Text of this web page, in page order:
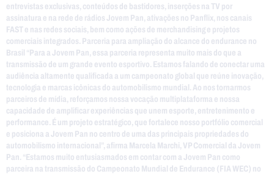
entrevistas exclusivas, conteúdos de bastidores, inserções na TV por
assinatura e na rede de rádios Jovem Pan, ativações no Panflix, nos canais
FAST e nas redes sociais, bem como ações de merchandising e projetos
comerciais integrados. Parceria para ampliação do alcance do endurance no
Brasil “Para a Jovem Pan, essa parceria representa muito mais do que a
transmissão de um grande evento esportivo. Estamos falando de conectar uma
audiência altamente qualificada a um campeonato global que reúne inovação,
tecnologia e marcas icônicas do automobilismo mundial. Ao nos tornarmos
parceiros de mídia, reforçamos nossa vocação multiplataforma e nossa
capacidade de amplificar experiências que unem esporte, entretenimento e
performance. É um projeto estratégico, que fortalece nosso portfólio comercial
e posiciona a Jovem Pan no centro de uma das principais propriedades do
automobilismo internacional”, afirma Marcela Marchi, VP Comercial da Jovem
Pan. “Estamos muito entusiasmados em contar com a Jovem Pan como
parceira na transmissão do Campeonato Mundial de Endurance (FIA WEC) no